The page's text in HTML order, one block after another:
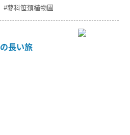
蓼科笹類植物園
長い旅